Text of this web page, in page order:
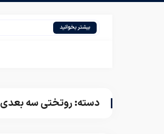
بیشتر بخوانید
دسته:روتختی سه بعدی